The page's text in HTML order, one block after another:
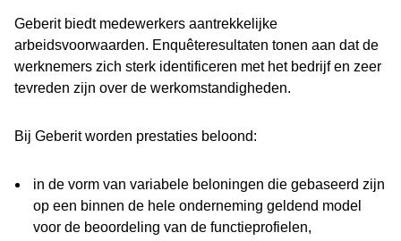
Geberit biedt medewerkers aantrekkelijke
arbeidsvoorwaarden. Enquêteresultaten tonen aan dat de
werknemers zich sterk identificeren met het bedrijf en zeer
tevreden zijn over de werkomstandigheden.
Bij Geberit worden prestaties beloond:
in de vorm van variabele beloningen die gebaseerd zijn
op een binnen de hele onderneming geldend model
voor de beoordeling van de functieprofielen,